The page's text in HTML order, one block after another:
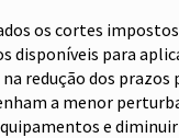
os cortes
disponíveis para
redução dos
a menor
e